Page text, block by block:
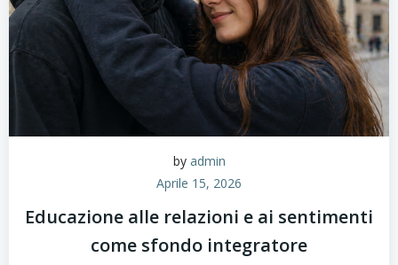
by admin
Aprile 15, 2026
Educazione alle relazioni e ai sentimenti
come sfondo integratore